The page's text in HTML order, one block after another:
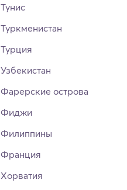
Тунис
Туркменистан
Турция
Узбекистан
Фарерские острова
Фиджи
Филиппины
Франция
Хорватия